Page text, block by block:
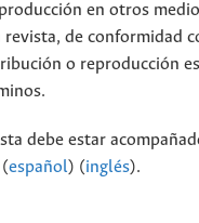
en otros
de conformidad
o reproducción
debe estar
(español) (inglés).